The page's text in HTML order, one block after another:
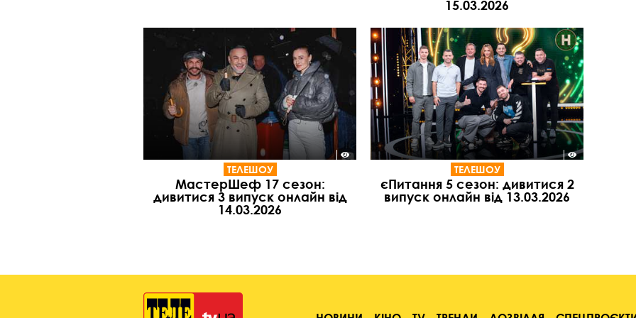
15.03.2026
ТЕЛЕШОУ
МастерШеф 17 сезон:
дивитися 3 випуск онлайн від
14.03.2026
ТЕЛЕШОУ
єПитання 5 сезон: дивитися 2
випуск онлайн від 13.03.2026